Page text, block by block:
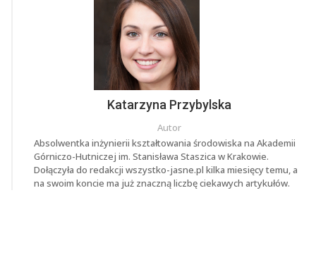
Katarzyna Przybylska
Autor
Absolwentka inżynierii kształtowania środowiska na Akademii
Górniczo-Hutniczej im. Stanisława Staszica w Krakowie.
Dołączyła do redakcji wszystko-jasne.pl kilka miesięcy temu, a
na swoim koncie ma już znaczną liczbę ciekawych artykułów.